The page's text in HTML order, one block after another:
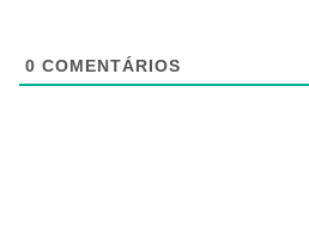
0 COMENTÁRIOS